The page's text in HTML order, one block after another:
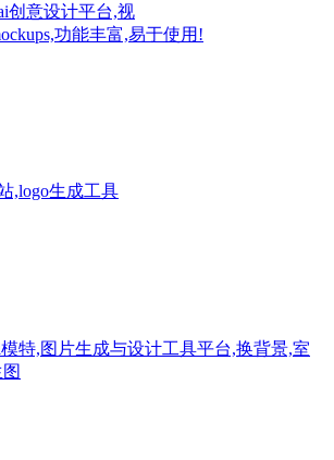
创意设计平台,视
功能丰富,易于使用!
,logo生成工具
特,图片生成与设计工具平台,换背景,室